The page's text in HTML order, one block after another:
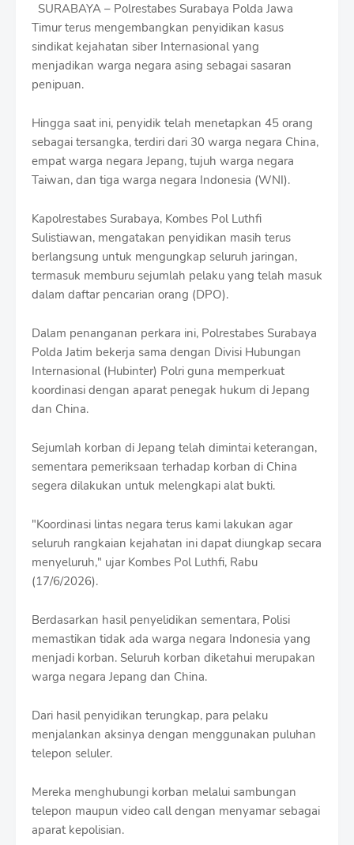
SURABAYA – Polrestabes Surabaya Polda Jawa
Timur terus mengembangkan penyidikan kasus
sindikat kejahatan siber Internasional yang
menjadikan warga negara asing sebagai sasaran
penipuan.
Hingga saat ini, penyidik telah menetapkan 45 orang
sebagai tersangka, terdiri dari 30 warga negara China,
empat warga negara Jepang, tujuh warga negara
Taiwan, dan tiga warga negara Indonesia (WNI).
Kapolrestabes Surabaya, Kombes Pol Luthfi
Sulistiawan, mengatakan penyidikan masih terus
berlangsung untuk mengungkap seluruh jaringan,
termasuk memburu sejumlah pelaku yang telah masuk
dalam daftar pencarian orang (DPO).
Dalam penanganan perkara ini, Polrestabes Surabaya
Polda Jatim bekerja sama dengan Divisi Hubungan
Internasional (Hubinter) Polri guna memperkuat
koordinasi dengan aparat penegak hukum di Jepang
dan China.
Sejumlah korban di Jepang telah dimintai keterangan,
sementara pemeriksaan terhadap korban di China
segera dilakukan untuk melengkapi alat bukti.
"Koordinasi lintas negara terus kami lakukan agar
seluruh rangkaian kejahatan ini dapat diungkap secara
menyeluruh," ujar Kombes Pol Luthfi, Rabu
(17/6/2026).
Berdasarkan hasil penyelidikan sementara, Polisi
memastikan tidak ada warga negara Indonesia yang
menjadi korban. Seluruh korban diketahui merupakan
warga negara Jepang dan China.
Dari hasil penyidikan terungkap, para pelaku
menjalankan aksinya dengan menggunakan puluhan
telepon seluler.
Mereka menghubungi korban melalui sambungan
telepon maupun video call dengan menyamar sebagai
aparat kepolisian.
s
g
n
W
h
S
h
r
o
f
T
e
m
p
l
e
s